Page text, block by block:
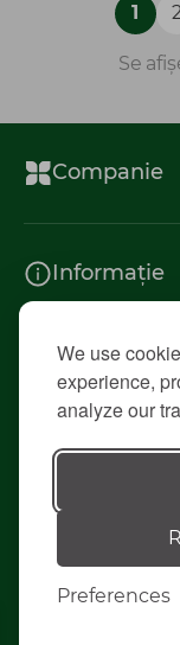
We use
experience,
analyze our
Preferences
1
Se
Companie
Informație
Contacte